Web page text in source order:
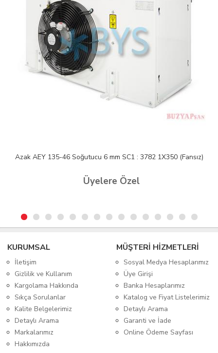
Azak AEY 135-46 Soğutucu 6 mm SC1 : 3782 1X350 (Fansız)
Üyelere Özel
KURUMSAL
İletişim
Gizlilik ve Kullanım
Kargolama Hakkında
Sıkça Sorulanlar
Kalite Belgelerimiz
Detaylı Arama
Markalarımız
Hakkımızda
MÜŞTERİ HİZMETLERİ
Sosyal Medya Hesaplarımız
Üye Girişi
Banka Hesaplarımız
Katalog ve Fiyat Listelerimiz
Detaylı Arama
Garanti ve İade
Online Ödeme Sayfası